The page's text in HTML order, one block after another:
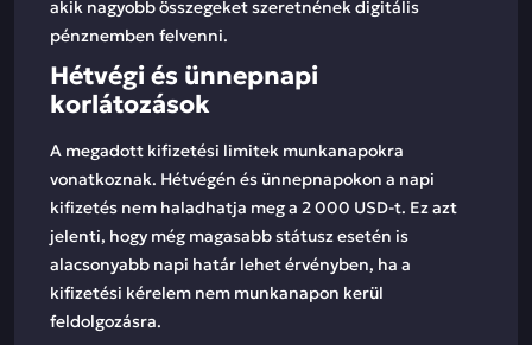
akik nagyobb összegeket szeretnének digitális
pénznemben felvenni.
Hétvégi és ünnepnapi
korlátozások
A megadott kifizetési limitek munkanapokra
vonatkoznak. Hétvégén és ünnepnapokon a napi
kifizetés nem haladhatja meg a 2 000 USD-t. Ez azt
jelenti, hogy még magasabb státusz esetén is
alacsonyabb napi határ lehet érvényben, ha a
kifizetési kérelem nem munkanapon kerül
feldolgozásra.